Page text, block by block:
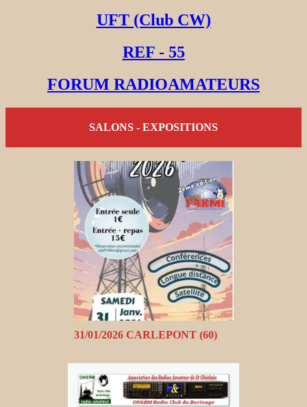
UFT (Club CW)
REF - 55
FORUM RADIOAMATEURS
SALONS - EXPOSITIONS
31/01/2026 CARLEPONT (60)